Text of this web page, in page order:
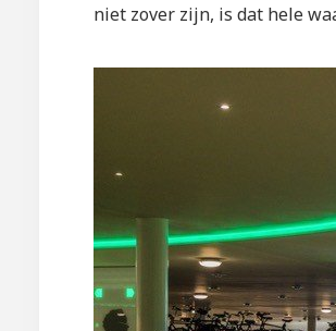
niet zover zijn, is dat hele